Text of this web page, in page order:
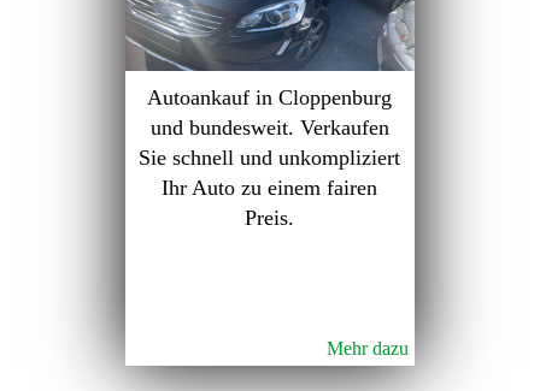
Autoankauf in Cloppenburg
und bundesweit. Verkaufen
Sie schnell und unkompliziert
Ihr Auto zu einem fairen
Preis.
Mehr dazu